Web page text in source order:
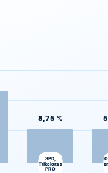
8,75 %
SPD,
Trikolora a
PRO